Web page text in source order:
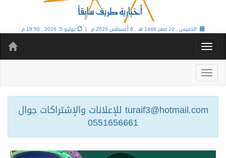
الخميس , 22 صفر 1448 هـ , 6 أغسطس 2026 م | يوليو 5, 2026 , 18:50 م
turaif3@hotmail.com للإعلانات والإشتراكات جوال
0551656661